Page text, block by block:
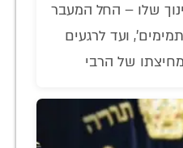
שלו – החל המעבר
ועד לרגעים
של הרבי